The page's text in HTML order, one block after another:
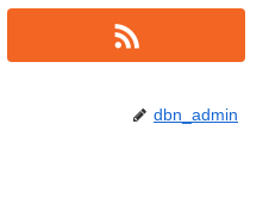
dbn_admin